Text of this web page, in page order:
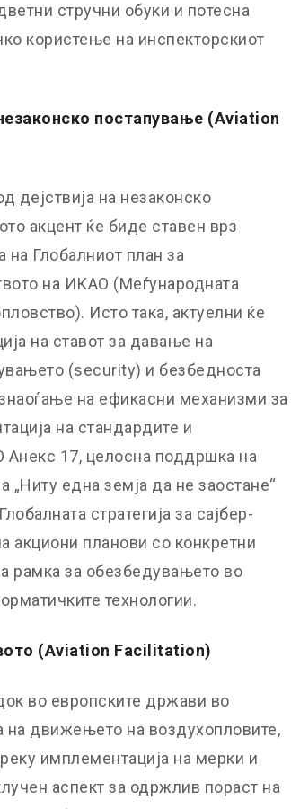
стручни обуки и потесна
користење на инспекторскиот
постапување (Aviation
дејствија на незаконско
акцент ќе биде ставен врз
Глобалниот план за
на ИКАО (Меѓународната
Исто така, актуелни ќе
на ставот за давање на
(security) и безбедноста
на ефикасни механизми за
на стандардите и
Анекс 17, целосна поддршка на
„Ниту една земја да не заостане“
стратегија за сајбер-
акциони планови со конкретни
рамка за обезбедувањето во
технологии.
(Aviation Facilitation)
во европските држави во
на движењето на воздухопловите,
имплементација на мерки и
аспект за одржлив пораст на